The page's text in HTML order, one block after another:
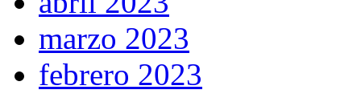
marzo 2023
febrero 2023